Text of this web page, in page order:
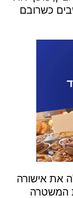
כשרובם
את אישורה
המשטרה